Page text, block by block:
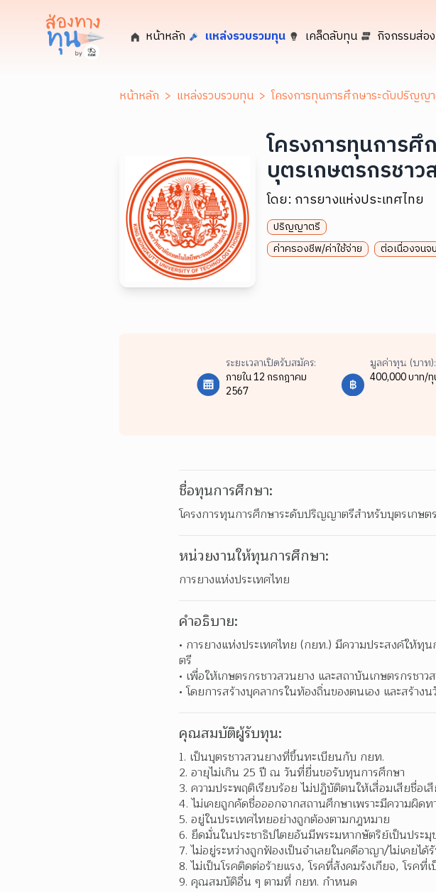
หน้าหลัก แหล่งรวบรวมทุน เคล็ดลับทุน กิจกรรมส่อ
หน้าหลัก > แหล่งรวบรวมทุน > โครงการทุนการศึกษาระดับปริญญ
โครงการทุนการ
บุตรเกษตรกรชาว
โดย: การยางแห่งประเทศไทย
ปริญญาตรี
ค่าครองชีพ/ค่าใช้จ่าย
ต่อเนื่องจน
ระยะเวลาเปิดรับสมัคร:
ภายใน 12 กรกฎาคม
2567
มูลค่าทุน (บาท):
400,000 บาท/
ชื่อทุนการศึกษา:
โครงการทุนการศึกษาระดับปริญญาตรีสำหรับบุตรเกษต
หน่วยงานให้ทุนการศึกษา:
การยางแห่งประเทศไทย
คำอธิบาย:
การยางแห่งประเทศไทย (กยท.) มีความประสงค์ให้ทุ
ตรี
เพื่อให้เกษตรกรชาวสวนยาง และสถาบันเกษตรกรช
โดยการสร้างบุคลากรในท้องถิ่นของตนเอง และสร้า
คุณสมบัติผู้รับทุน:
1. เป็นบุตรชาวสวนยางที่ขึ้นทะเบียนกับ กยท.
2. อายุไม่เกิน 25 ปี ณ วันที่ยื่นขอรับทุนการศึกษา
3. ความประพฤติเรียบร้อย ไม่ปฏิบัติตนให้เสื่อมเสียชื่อเ
4. ไม่เคยถูกคัดชื่อออกจากสถานศึกษาเพราะมีความผิดท
5. อยู่ในประเทศไทยอย่างถูกต้องตามกฎหมาย
6. ยึดมั่นในประชาธิปไตยอันมีพระมหากษัตริย์เป็นประมุ
7. ไม่อยู่ระหว่างถูกฟ้องเป็นจำเลยในคดีอาญา/ไม่เคยไ
8. ไม่เป็นโรคติดต่อร้ายแรง, โรคที่สังคมรังเกียจ, โรค
9. คุณสมบัติอื่น ๆ ตามที่ กยท. กำหนด